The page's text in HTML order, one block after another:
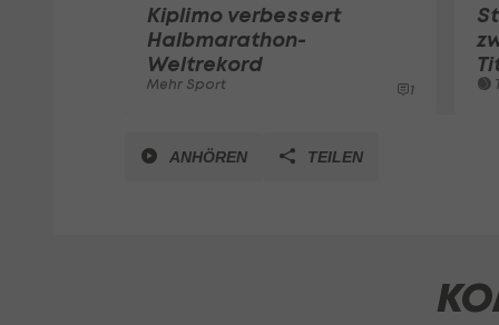
Kiplimo verbessert
Halbmarathon-
Weltrekord
Mehr Sport 1
ANHÖREN TEILEN